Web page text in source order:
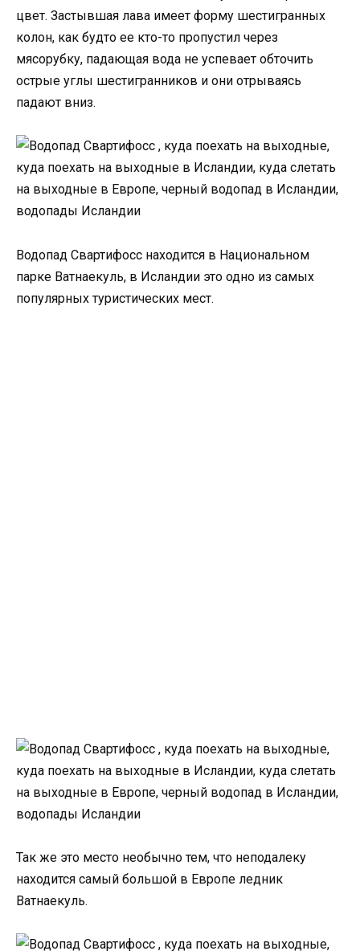
цвет. Застывшая лава имеет форму шестигранных
колон, как будто ее кто-то пропустил через
мясорубку, падающая вода не успевает обточить
острые углы шестигранников и они отрываясь
падают вниз.
Водопад Свартифосс находится в Национальном
парке Ватнаекуль, в Исландии это одно из самых
популярных туристических мест.
Так же это место необычно тем, что неподалеку
находится самый большой в Европе ледник
Ватнаекуль.